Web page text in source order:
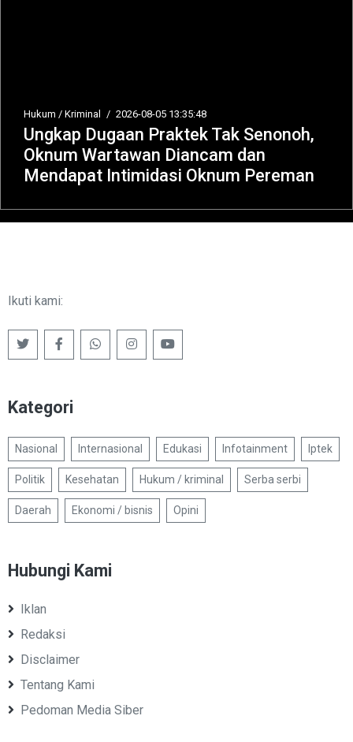
Hukum / Kriminal / 2026-08-05 13:35:48
Ungkap Dugaan Praktek Tak Senonoh,
Oknum Wartawan Diancam dan
Mendapat Intimidasi Oknum Pereman
Ikuti kami:
Kategori
Nasional Internasional Edukasi Infotainment Iptek
Politik Kesehatan Hukum / kriminal Serba serbi
Daerah Ekonomi / bisnis Opini
Hubungi Kami
Iklan
Redaksi
Disclaimer
Tentang Kami
Pedoman Media Siber